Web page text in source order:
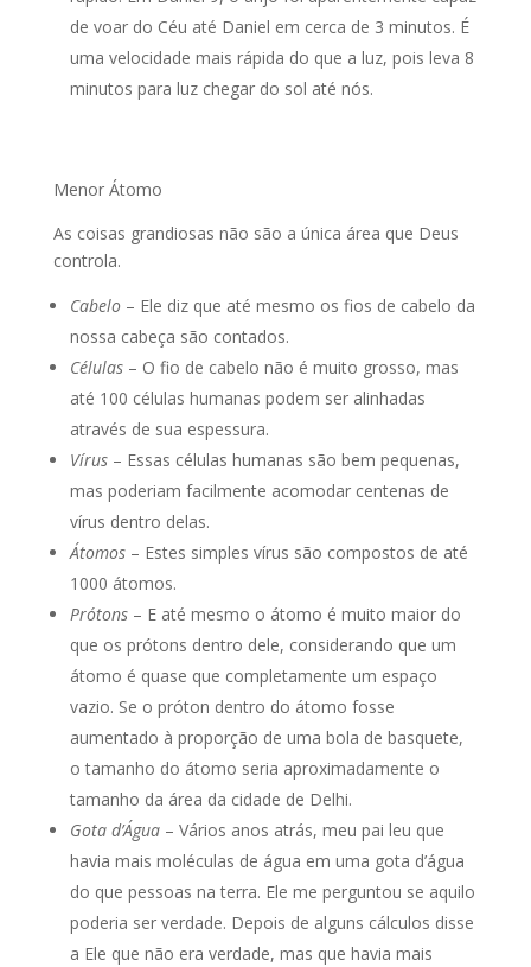
de voar do Céu até Daniel em cerca de 3 minutos. É
uma velocidade mais rápida do que a luz, pois leva 8
minutos para luz chegar do sol até nós.
Menor Átomo
As coisas grandiosas não são a única área que Deus
controla.
Cabelo– Ele diz que até mesmo os fios de cabelo da
nossa cabeça são contados.
Células – O fio de cabelo não é muito grosso, mas
até 100 células humanas podem ser alinhadas
através de sua espessura.
Vírus– Essas células humanas são bem pequenas,
mas poderiam facilmente acomodar centenas de
vírus dentro delas.
Átomos– Estes simples vírus são compostos de até
1000 átomos.
Prótons ­ – E até mesmo o átomo é muito maior do
que os prótons dentro dele, considerando que um
átomo é quase que completamente um espaço
vazio. Se o próton dentro do átomo fosse
aumentado à proporção de uma bola de basquete,
o tamanho do átomo seria aproximadamente o
tamanho da área da cidade de Delhi.
Gota d’Água– Vários anos atrás, meu pai leu que
havia mais moléculas de água em uma gota d’água
do que pessoas na terra. Ele me perguntou se aquilo
poderia ser verdade. Depois de alguns cálculos disse
a Ele que não era verdade, mas que havia mais